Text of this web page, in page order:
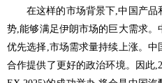
在这样的市场背景下,中国产
势,能够满足伊朗市场的巨大需求
优先选择,市场需求量持续上涨。
合作提供了更好的政治环境。因此